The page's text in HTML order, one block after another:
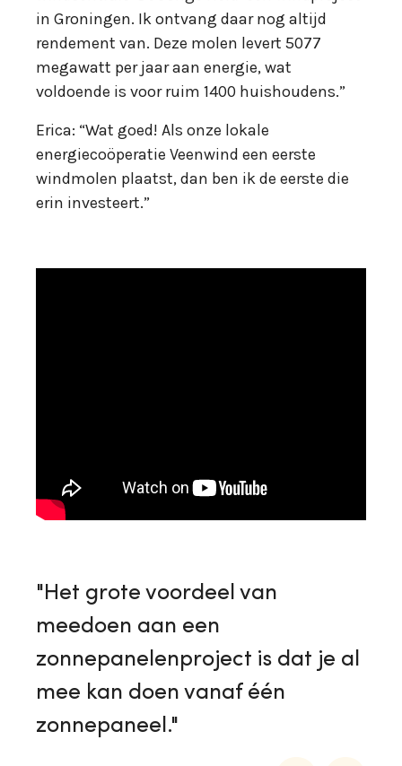
in Groningen. Ik ontvang daar nog altijd
rendement van. Deze molen levert 5077
megawatt per jaar aan energie, wat
voldoende is voor ruim 1400 huishoudens.”
Erica: “Wat goed! Als onze lokale
energiecoöperatie Veenwind een eerste
windmolen plaatst, dan ben ik de eerste die
erin investeert.”
"Het grote voordeel van
meedoen aan een
zonnepanelenproject is dat je al
mee kan doen vanaf één
zonnepaneel."